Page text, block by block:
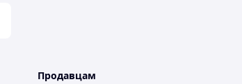
Продавцам